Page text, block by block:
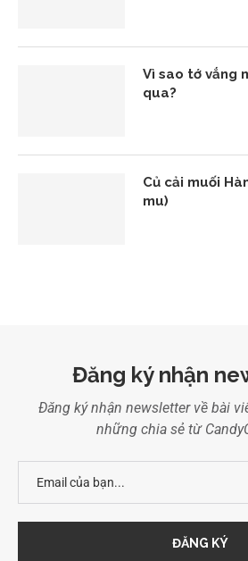
Vì sao tớ vắng
qua?
Củ cải muối
mu)
Đăng ký nhận
Đăng ký nhận newsletter về bài
những chia sẻ từ